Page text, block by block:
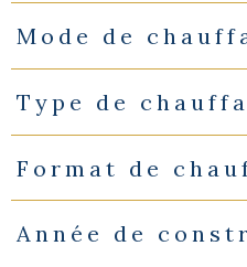
Mode de
Type de
Format de
Année de